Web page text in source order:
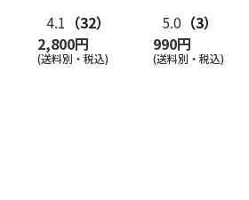
4.1 （32）
2,800円
(送料別・税込)
5.0 （3）
990円
(送料別・税込)